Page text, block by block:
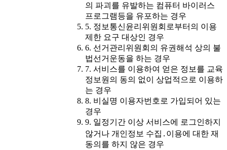
의 파괴를 유발하는 컴퓨터 바이러스
프로그램등을 유포하는 경우
5. 정보통신윤리위원회로부터의 이용
제한 요구 대상인 경우
6. 선거관리위원회의 유권해석 상의 불
법선거운동을 하는 경우
7. 서비스를 이용하여 얻은 정보를 교육
정보원의 동의 없이 상업적으로 이용하
는 경우
8. 비실명 이용자번호로 가입되어 있는
경우
9. 일정기간 이상 서비스에 로그인하지
않거나 개인정보 수집․이용에 대한 재
동의를 하지 않은 경우